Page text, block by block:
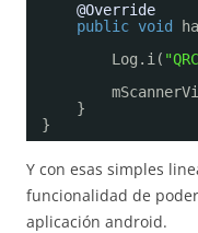
@Override
public void
Log.i(
}
}
Y con esas simples
funcionalidad de
aplicación android.